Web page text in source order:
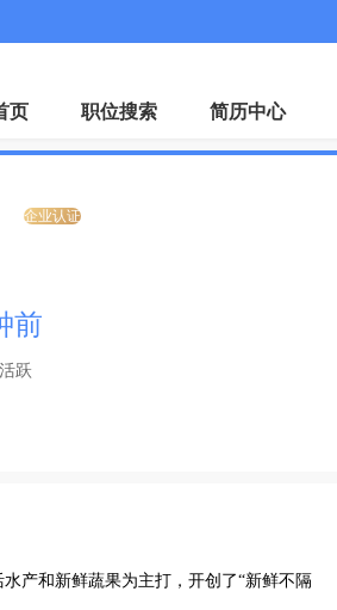
页 职位搜索 简历中心
企业认证
前
跃
产和新鲜蔬果为主打，开创了“新鲜不隔